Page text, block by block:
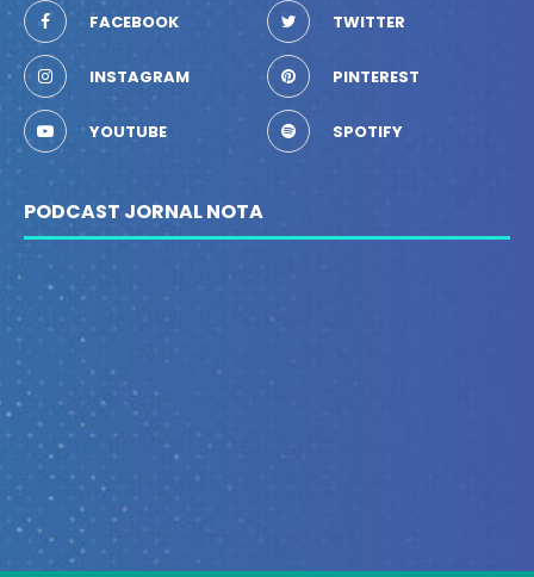
FACEBOOK TWITTER
INSTAGRAM PINTEREST
YOUTUBE SPOTIFY
PODCAST JORNAL NOTA